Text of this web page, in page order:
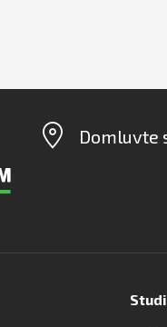
Domluvte